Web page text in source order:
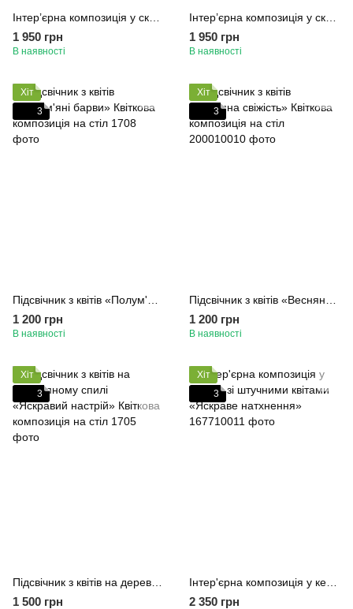
1 950 грн
В наявності
1 950 грн
В наявності
Хіт
3
1 200 грн
В наявності
Хіт
3
1 200 грн
В наявності
Хіт
3
1 500 грн
Хіт
3
2 350 грн